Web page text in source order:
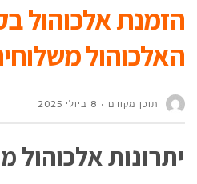
הזמנת אלכוהול
האלכוהול
תוכן מקודם 8 ביולי 2025
יתרונות אלכוהול